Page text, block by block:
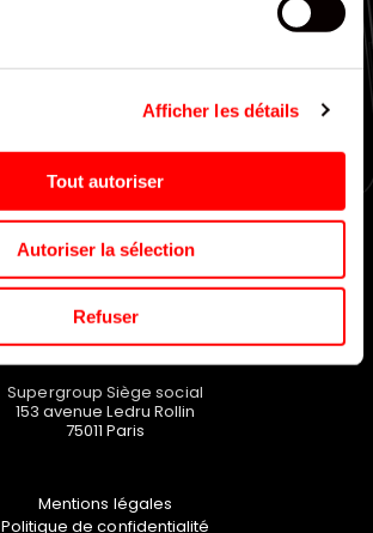
Afficher les détails
Tout autoriser
Autoriser la sélection
Refuser
EN SAVOIR PLUS
Supergroup Siège social
153 avenue Ledru Rollin
75011 Paris
Mentions légales
Politique de confidentialité